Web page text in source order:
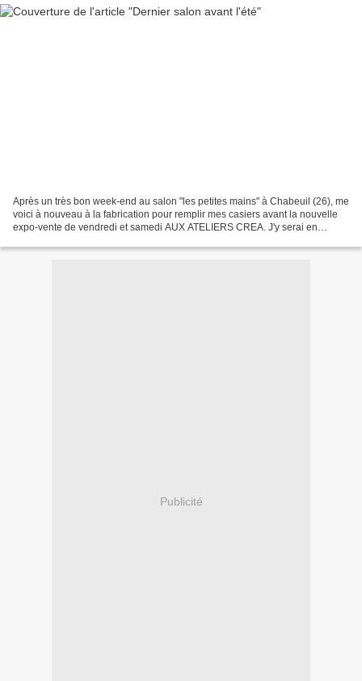
Après un très bon week-end au salon "les petites mains" à Chabeuil (26), me
voici à nouveau à la fabrication pour remplir mes casiers avant la nouvelle
expo-vente de vendredi et samedi AUX ATELIERS CREA. J'y serai en
Publicité